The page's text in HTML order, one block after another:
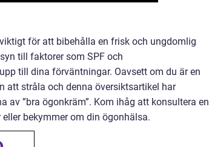
för att bibehålla en frisk och ungdomlig
till faktorer som SPF och
till dina förväntningar. Oavsett om du är en
att stråla och denna översiktsartikel har
”bra ögonkräm”. Kom ihåg att konsultera en
bekymmer om din ögonhälsa.